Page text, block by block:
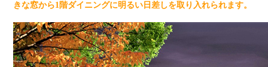
きな窓から1階ダイニングに明るい日差しを取り入れられます。